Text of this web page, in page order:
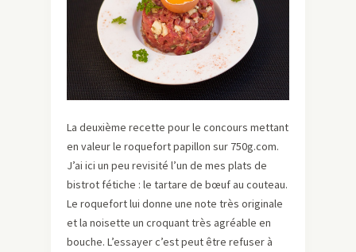
La deuxième recette pour le concours mettant
en valeur le roquefort papillon sur 750g.com.
J’ai ici un peu revisité l’un de mes plats de
bistrot fétiche : le tartare de bœuf au couteau.
Le roquefort lui donne une note très originale
et la noisette un croquant très agréable en
bouche. L’essayer c’est peut être refuser à